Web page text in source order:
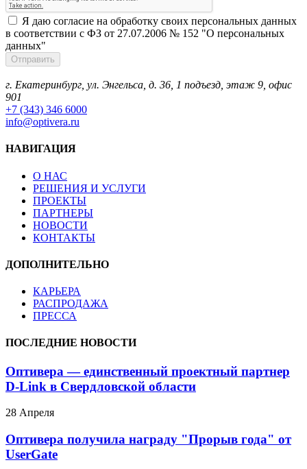
Я даю согласие на обработку своих персональных данных
в соответствии с ФЗ от 27.07.2006 № 152 "О персональных
данных"
г. Екатеринбург, ул. Энгельса, д. 36, 1 подъезд, этаж 9, офис
901
+7 (343) 346 6000
info@optivera.ru
НАВИГАЦИЯ
О НАС
РЕШЕНИЯ И УСЛУГИ
ПРОЕКТЫ
ПАРТНЕРЫ
НОВОСТИ
КОНТАКТЫ
ДОПОЛНИТЕЛЬНО
КАРЬЕРА
РАСПРОДАЖА
ПРЕССА
ПОСЛЕДНИЕ НОВОСТИ
Оптивера — единственный проектный партнер
D-Link в Свердловской области
28 Апреля
Оптивера получила награду "Прорыв года" от
UserGate